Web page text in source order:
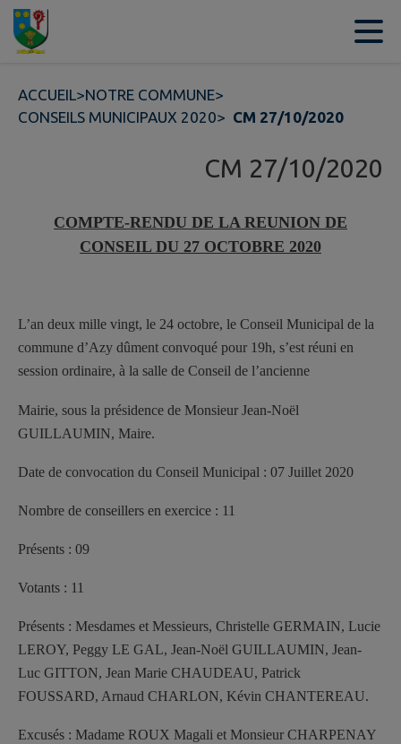
Contenu
ACCUEIL>NOTRE COMMUNE>
CONSEILS MUNICIPAUX 2020> CM 27/10/2020
CM 27/10/2020
COMPTE-RENDU DE LA REUNION DE
CONSEIL DU 27 OCTOBRE 2020
L’an deux mille vingt, le 24 octobre, le Conseil Municipal de la
commune d’Azy dûment convoqué pour 19h, s’est réuni en
session ordinaire, à la salle de Conseil de l’ancienne
Mairie, sous la présidence de Monsieur Jean-Noël
GUILLAUMIN, Maire.
Date de convocation du Conseil Municipal : 07 Juillet 2020
Nombre de conseillers en exercice : 11
Présents : 09
Votants : 11
Présents : Mesdames et Messieurs, Christelle GERMAIN, Lucie
LEROY, Peggy LE GAL, Jean-Noël GUILLAUMIN, Jean-
Luc GITTON, Jean Marie CHAUDEAU, Patrick
FOUSSARD, Arnaud CHARLON, Kévin CHANTEREAU.
Excusés : Madame ROUX Magali et Monsieur CHARPENAY